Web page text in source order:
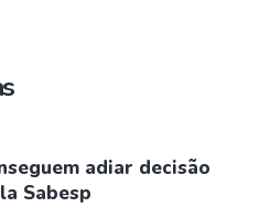
adiar decisão
Sabesp